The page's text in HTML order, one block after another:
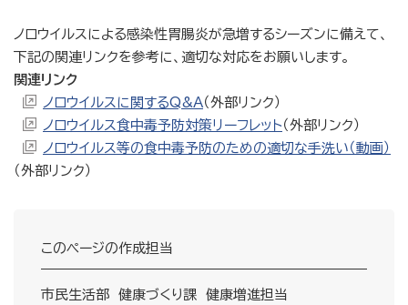
ノロウイルスによる感染性胃腸炎が急増するシーズンに備えて、
下記の関連リンクを参考に、適切な対応をお願いします。
関連リンク
ノロウイルスに関するQ&A（外部リンク）
ノロウイルス食中毒予防対策リーフレット （外部リンク）
ノロウイルス等の食中毒予防のための適切な手洗い（動画）
（外部リンク）
このページの作成担当
市民生活部 健康づくり課 健康増進担当